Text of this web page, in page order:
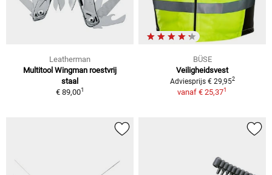
Leatherman
Multitool Wingman roestvrij
staal
€ 89,001
BÜSE
Veiligheidsvest
Adviesprijs € 29,952
vanaf € 25,371